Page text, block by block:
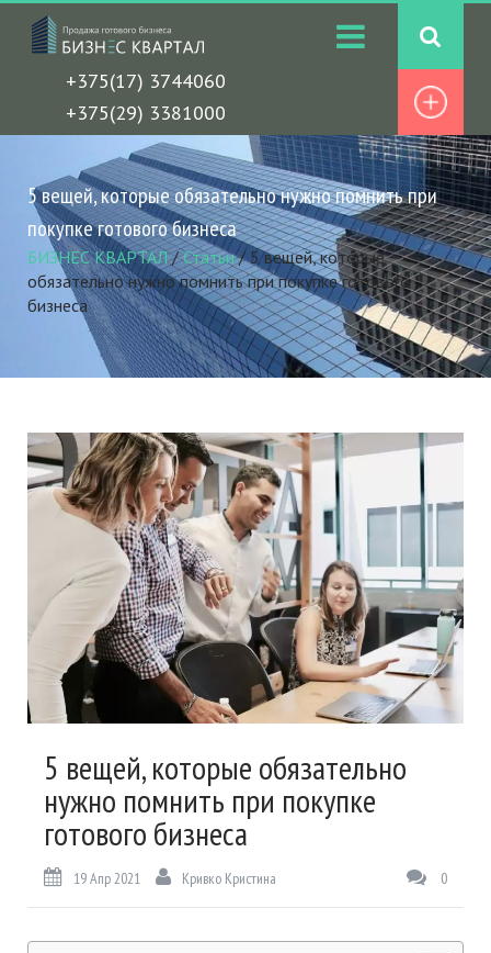
+375(17) 3744060
+375(29) 3381000
5 вещей, которые обязательно нужно помнить при
покупке готового бизнеса
БИЗНЕС КВАРТАЛ/Статьи/5 вещей, которые
обязательно нужно помнить при покупке готового
бизнеса
5 вещей, которые обязательно
нужно помнить при покупке
готового бизнеса
19 Апр 2021 Кривко Кристина 0